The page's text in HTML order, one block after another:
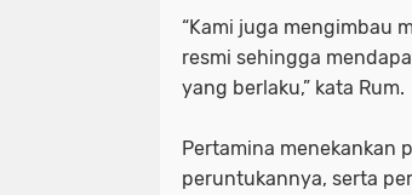
“Kami juga mengimbau
resmi sehingga
yang berlaku,” kata Rum.
Pertamina menekankan
peruntukannya, serta